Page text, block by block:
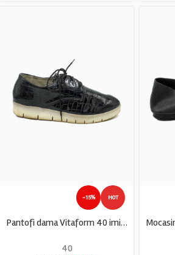
-15% HOT
Pantofi dama Vitaform 40 imitatie de piele , negru
40